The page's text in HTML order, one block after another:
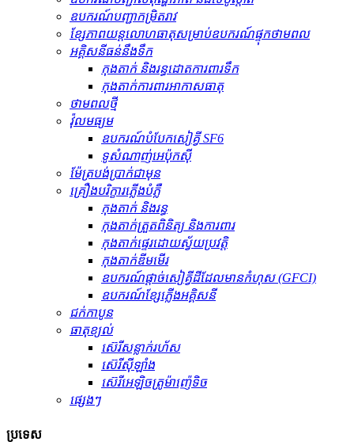
ឧបករណ៍បញ្ជាកម្រិតរាវ
ខ្សែភាពយន្តលោហធាតុសម្រាប់ឧបករណ៍ផ្ទុកថាមពល
អគ្គិសនីធន់នឹងទឹក
កុងតាក់ និងរន្ធដោតការពារទឹក
កុងតាក់ការពារអាកាសធាតុ
ថាមពលថ្មី
វ៉ុលមធ្យម
ឧបករណ៍បំបែកសៀគ្វី SF6
ទូសំណាញ់អេប៉ុកស៊ី
ម៉ែត្របង់ប្រាក់ជាមុន
គ្រឿងបរិក្ខារភ្លើងបំភ្លឺ
កុងតាក់ និងរន្ធ
កុងតាក់ត្រួតពិនិត្យ និងការពារ
កុងតាក់ផ្ទេរដោយស្វ័យប្រវត្តិ
កុងតាក់ឌីមមើរ
ឧបករណ៍​ផ្តាច់​សៀគ្វី​ដី​ដែល​មាន​កំហុស (GFCI)
ឧបករណ៍ខ្សែភ្លើងអគ្គិសនី
ជក់កាបូន
ធាតុ​ខ្យល់
ស៊េរីសន្លាក់រហ័ស
ស៊េរីស៊ីឡាំង
ស៊េរីអេឡិចត្រូម៉ាញ៉េទិច
ផ្សេងៗ
ប្រទេស